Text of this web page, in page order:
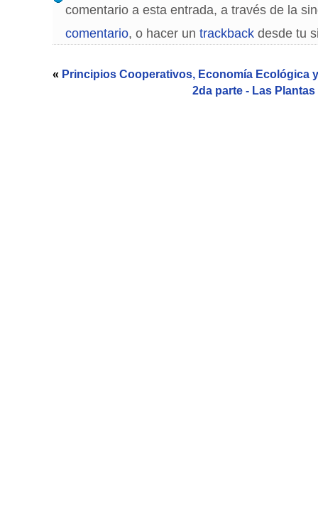
comentario a esta entrada, a través de la
comentario, o hacer un trackback desde tu
« Principios Cooperativos, Economía Ecológica
2da parte - Las